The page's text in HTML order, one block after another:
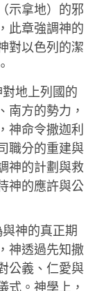
示拿地）的邪
此章強調神的
對以色列的潔
地上列國的
南方的勢力，
神命令撒迦利
職分的重建與
神的計劃與救
神的應許與公
神的真正期
神透過先知撒
公義、仁愛與
式。神學上，